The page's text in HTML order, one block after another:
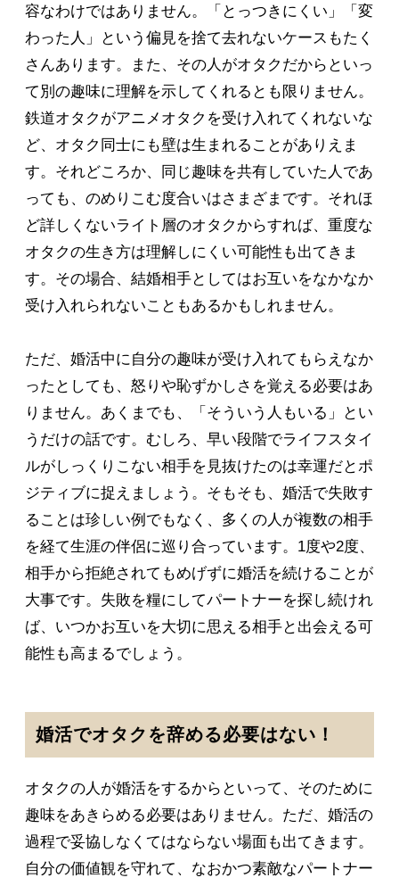
容なわけではありません。「とっつきにくい」「変
わった人」という偏見を捨て去れないケースもたく
さんあります。また、その人がオタクだからといっ
て別の趣味に理解を示してくれるとも限りません。
鉄道オタクがアニメオタクを受け入れてくれないな
ど、オタク同士にも壁は生まれることがありえま
す。それどころか、同じ趣味を共有していた人であ
っても、のめりこむ度合いはさまざまです。それほ
ど詳しくないライト層のオタクからすれば、重度な
オタクの生き方は理解しにくい可能性も出てきま
す。その場合、結婚相手としてはお互いをなかなか
受け入れられないこともあるかもしれません。
ただ、婚活中に自分の趣味が受け入れてもらえなか
ったとしても、怒りや恥ずかしさを覚える必要はあ
りません。あくまでも、「そういう人もいる」とい
うだけの話です。むしろ、早い段階でライフスタイ
ルがしっくりこない相手を見抜けたのは幸運だとポ
ジティブに捉えましょう。そもそも、婚活で失敗す
ることは珍しい例でもなく、多くの人が複数の相手
を経て生涯の伴侶に巡り合っています。1度や2度、
相手から拒絶されてもめげずに婚活を続けることが
大事です。失敗を糧にしてパートナーを探し続けれ
ば、いつかお互いを大切に思える相手と出会える可
能性も高まるでしょう。
婚活でオタクを辞める必要はない！
オタクの人が婚活をするからといって、そのために
趣味をあきらめる必要はありません。ただ、婚活の
過程で妥協しなくてはならない場面も出てきます。
自分の価値観を守れて、なおかつ素敵なパートナー